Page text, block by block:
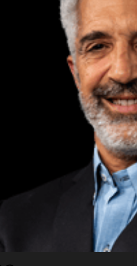
la Fiscalía por el episodio
que el hijo del
impacto
EEUU en
de sus